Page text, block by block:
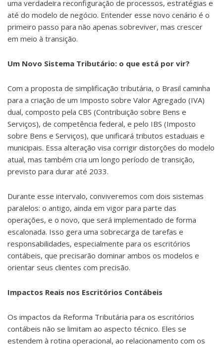
uma verdadeira reconfiguração de processos, estratégias e
até do modelo de negócio. Entender esse novo cenário é o
primeiro passo para não apenas sobreviver, mas crescer
em meio à transição.
Um Novo Sistema Tributário: o que está por vir?
Com a proposta de simplificação tributária, o Brasil caminha
para a criação de um Imposto sobre Valor Agregado (IVA)
dual, composto pela CBS (Contribuição sobre Bens e
Serviços), de competência federal, e pelo IBS (Imposto
sobre Bens e Serviços), que unificará tributos estaduais e
municipais. Essa alteração visa corrigir distorções do modelo
atual, mas também cria um longo período de transição,
previsto para durar até 2033.
Durante esse intervalo, conviveremos com dois sistemas
paralelos: o antigo, ainda em vigor para parte das
operações, e o novo, que será implementado de forma
escalonada. Isso gera uma sobrecarga de tarefas e
responsabilidades, especialmente para os escritórios
contábeis, que precisarão dominar ambos os modelos e
orientar seus clientes com precisão.
Impactos Reais nos Escritórios Contábeis
Os impactos da Reforma Tributária para os escritórios
contábeis não se limitam ao aspecto técnico. Eles se
estendem à rotina operacional, ao relacionamento com os